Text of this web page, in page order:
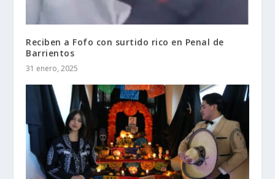
Reciben a Fofo con surtido rico en Penal de
Barrientos
31 enero, 2025